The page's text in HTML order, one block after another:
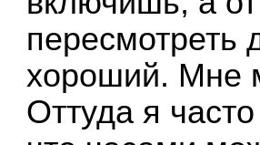
пересмотреть
хороший. Мне
Оттуда я